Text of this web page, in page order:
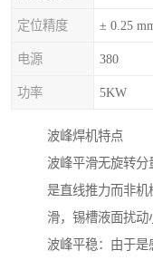
定位精度 ± 0.25
电源 380
功率 5KW
波峰焊机特点
波峰平滑无旋转分
是直线推力而非
滑，锡槽液面扰动
波峰平稳：由于是